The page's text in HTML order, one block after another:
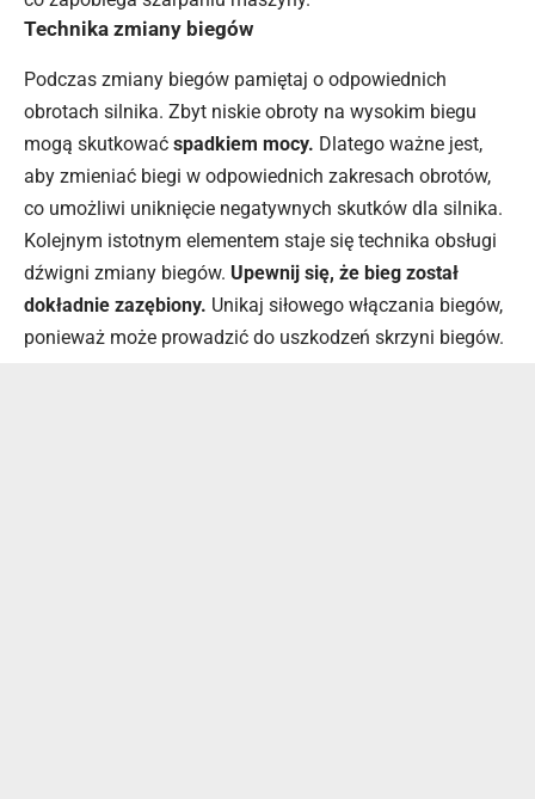
Technika zmiany biegów
Podczas zmiany biegów pamiętaj o odpowiednich
obrotach silnika. Zbyt niskie obroty na wysokim biegu
mogą skutkować spadkiem mocy. Dlatego ważne jest,
aby zmieniać biegi w odpowiednich zakresach obrotów,
co umożliwi uniknięcie negatywnych skutków dla silnika.
Kolejnym istotnym elementem staje się technika obsługi
dźwigni zmiany biegów. Upewnij się, że bieg został
dokładnie zazębiony. Unikaj siłowego włączania biegów,
ponieważ może prowadzić do uszkodzeń skrzyni biegów.